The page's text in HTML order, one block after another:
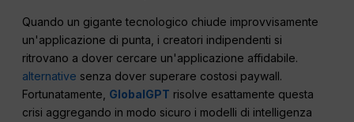
Quando un gigante tecnologico chiude improvvisamente
un'applicazione di punta, i creatori indipendenti si
ritrovano a dover cercare un'applicazione affidabile.
alternative senza dover superare costosi paywall.
Fortunatamente, GlobalGPT risolve esattamente questa
crisi aggregando in modo sicuro i modelli di intelligenza